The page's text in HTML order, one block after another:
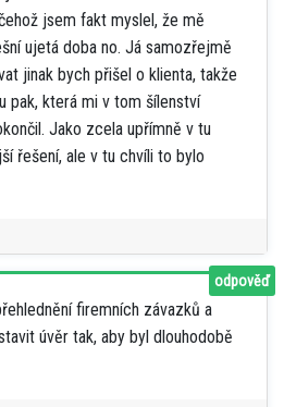
jsem fakt myslel, že mě
ujetá doba no. Já samozřejmě
jinak bych přišel o klienta, takže
pak, která mi v tom šílenství
Jako zcela upřímně v tu
řešení, ale v tu chvíli to bylo
firemních závazků a
úvěr tak, aby byl dlouhodobě
odpověď